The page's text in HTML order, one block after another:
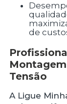
Desempenho: Com terminais de
de
Tensão
A Ligue